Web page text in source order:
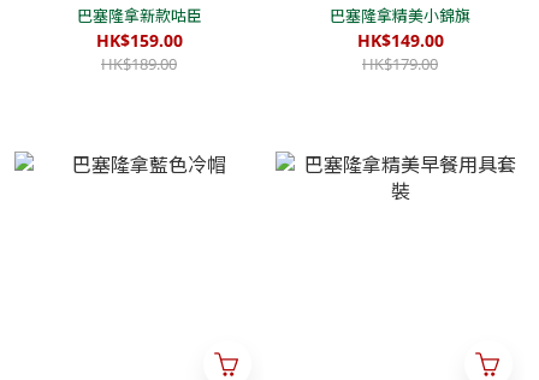
巴塞隆拿新款咕臣
HK$159.00
HK$189.00
巴塞隆拿精美小錦旗
HK$149.00
HK$179.00